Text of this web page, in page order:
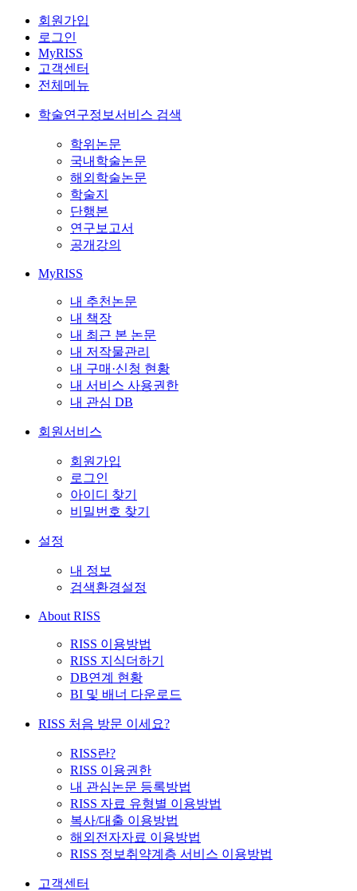
회원가입
로그인
MyRISS
고객센터
전체메뉴
학술연구정보서비스 검색
학위논문
국내학술논문
해외학술논문
학술지
단행본
연구보고서
공개강의
MyRISS
내 추천논문
내 책장
내 최근 본 논문
내 저작물관리
내 구매·신청 현황
내 서비스 사용권한
내 관심 DB
회원서비스
회원가입
로그인
아이디 찾기
비밀번호 찾기
설정
내 정보
검색환경설정
About RISS
RISS 이용방법
RISS 지식더하기
DB연계 현황
BI 및 배너 다운로드
RISS 처음 방문 이세요?
RISS란?
RISS 이용권한
내 관심논문 등록방법
RISS 자료 유형별 이용방법
복사/대출 이용방법
해외전자자료 이용방법
RISS 정보취약계층 서비스 이용방법
고객센터